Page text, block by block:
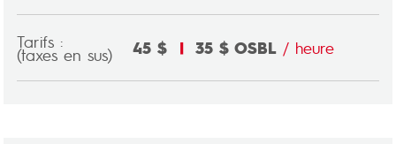
Tarifs :
(taxes en sus) 45 $ | 35 $ OSBL / heure